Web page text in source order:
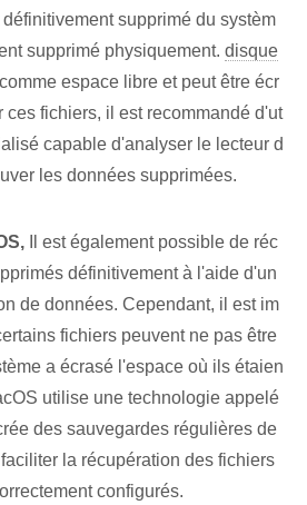
supprimé du systèm
supprimé physiquement. disque
espace libre et peut être écr
ces fichiers, il est recommandé d'ut
capable d'analyser le lecteur d
les données supprimées.
Il est également possible de réc
définitivement à l'aide d'un
de données. Cependant, il est im
fichiers peuvent ne pas être
a écrasé l'espace où ils étaien
utilise une technologie appelé
des sauvegardes régulières de
la récupération des fichiers
configurés.